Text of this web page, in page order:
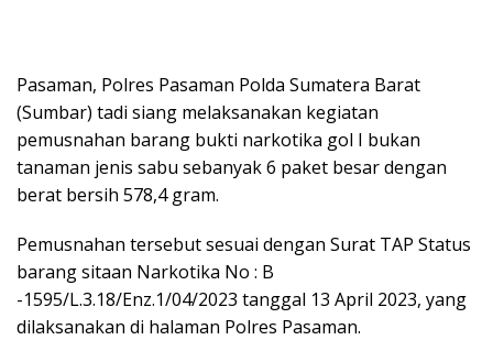
Pasaman, Polres Pasaman Polda Sumatera Barat
(Sumbar) tadi siang melaksanakan kegiatan
pemusnahan barang bukti narkotika gol I bukan
tanaman jenis sabu sebanyak 6 paket besar dengan
berat bersih 578,4 gram.
Pemusnahan tersebut sesuai dengan Surat TAP Status
barang sitaan Narkotika No : B
-1595/L.3.18/Enz.1/04/2023 tanggal 13 April 2023, yang
dilaksanakan di halaman Polres Pasaman.